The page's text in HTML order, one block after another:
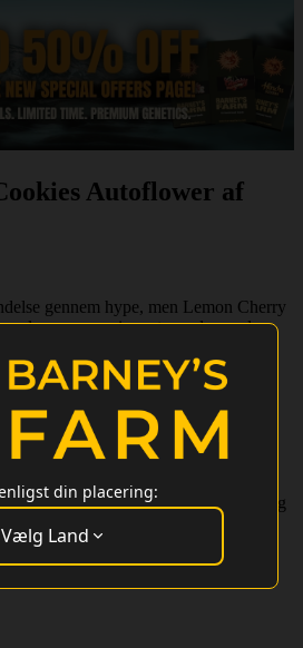
Autoflower af
gennem hype, men Lemon Cherry
gennem sin ægte, vedvarende
med BF Super Auto #1 blev denne
for alle dyrkere – ingen komplekse
og ingen kompromiser. Nyd
der passer til enhver livsstil.
er en kompakt, smukt struktureret
rum. Tætte laterale grene udvikler sig
af tæt pakkede, harpiksrige blomster.
til dybe lilla med livlige orange
hvilket gør den genuint storslået ved
din placering:
Vælg Land